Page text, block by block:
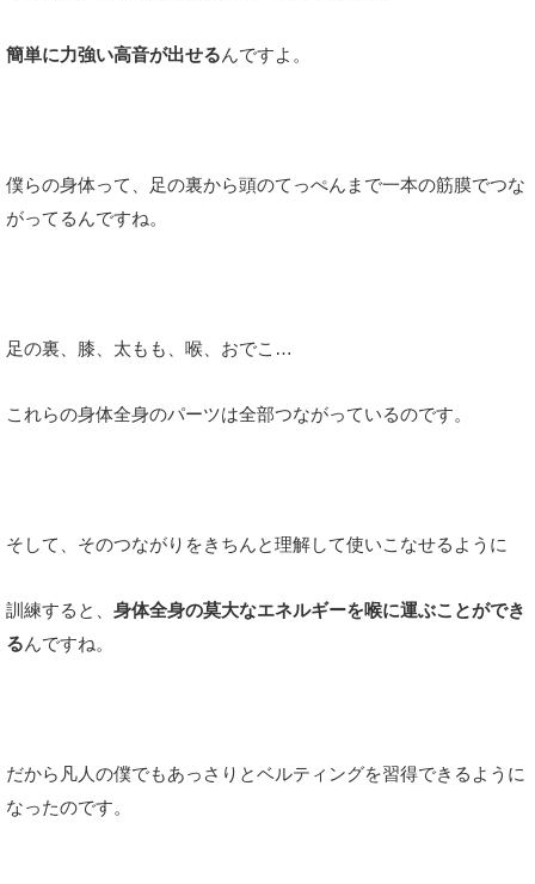
簡単に力強い高音が出せるんですよ。
僕らの身体って、足の裏から頭のてっぺんまで一本の筋膜でつな
がってるんですね。
足の裏、膝、太もも、喉、おでこ…
これらの身体全身のパーツは全部つながっているのです。
そして、そのつながりをきちんと理解して使いこなせるように
訓練すると、 身体全身の莫大なエネルギーを喉に運ぶことができ
るんですね。
だから凡人の僕でもあっさりとベルティングを習得できるように
なったのです。